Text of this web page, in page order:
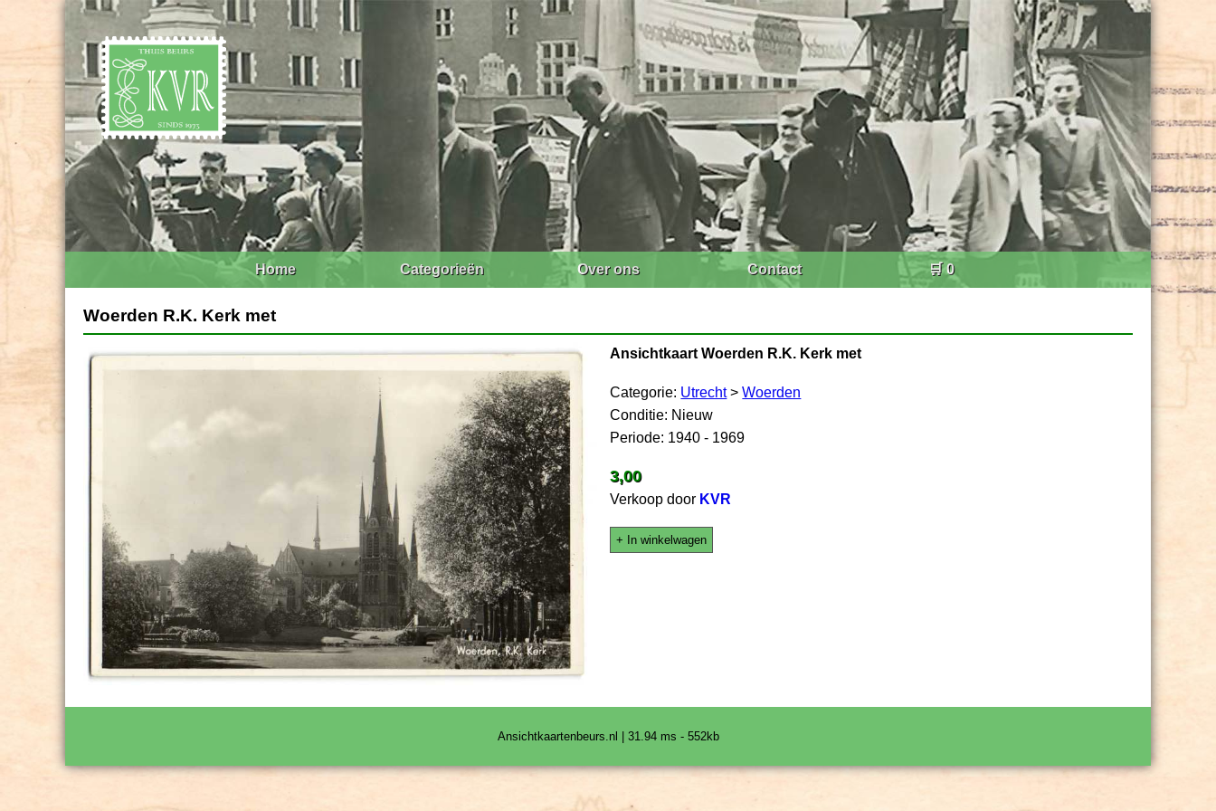
Home Categorieën Over ons Contact 🛒 0
Woerden R.K. Kerk met
Ansichtkaart Woerden R.K. Kerk met
Categorie: Utrecht>Woerden
Conditie: Nieuw
Periode: 1940 - 1969
3,00
Verkoop door KVR
+ In winkelwagen
Ansichtkaartenbeurs.nl | 31.94 ms - 552kb